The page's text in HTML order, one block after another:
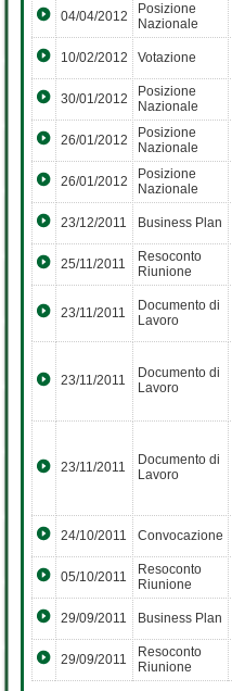
04/04/2012
Posizione
Nazionale
10/02/2012 Votazione
30/01/2012
Posizione
Nazionale
26/01/2012
Posizione
Nazionale
26/01/2012
Posizione
Nazionale
23/12/2011 Business Plan
25/11/2011
Resoconto
Riunione
23/11/2011
Documento di
Lavoro
23/11/2011
Documento di
Lavoro
23/11/2011
Documento di
Lavoro
24/10/2011 Convocazione
05/10/2011
Resoconto
Riunione
29/09/2011 Business Plan
29/09/2011
Resoconto
Riunione